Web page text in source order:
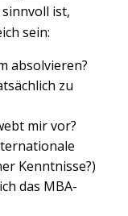
ist,
sein:
absolvieren?
zu
mir vor?
Kenntnisse?)
das MBA-